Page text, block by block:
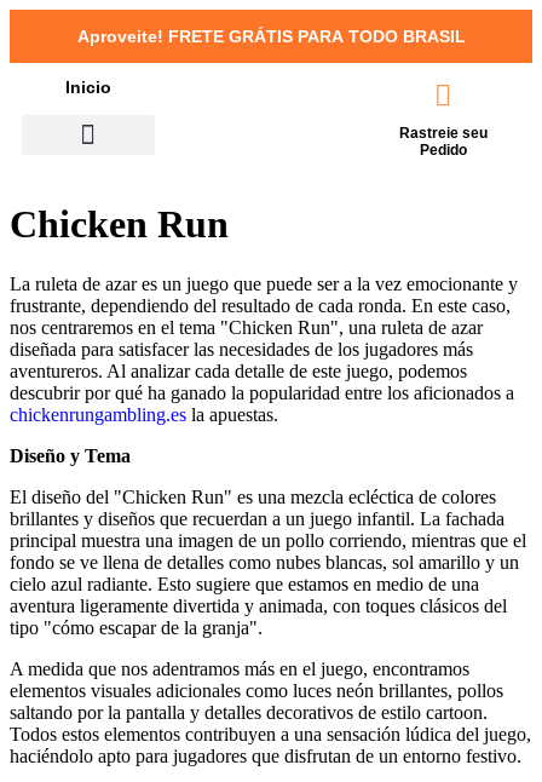
Aproveite! FRETE GRÁTIS PARA TODO BRASIL
Inicio
Rastreie seu
Pedido
Chicken Run
La ruleta de azar es un juego que puede ser a la vez emocionante y
frustrante, dependiendo del resultado de cada ronda. En este caso,
nos centraremos en el tema "Chicken Run", una ruleta de azar
diseñada para satisfacer las necesidades de los jugadores más
aventureros. Al analizar cada detalle de este juego, podemos
descubrir por qué ha ganado la popularidad entre los aficionados a
chickenrungambling.es la apuestas.
Diseño y Tema
El diseño del "Chicken Run" es una mezcla ecléctica de colores
brillantes y diseños que recuerdan a un juego infantil. La fachada
principal muestra una imagen de un pollo corriendo, mientras que el
fondo se ve llena de detalles como nubes blancas, sol amarillo y un
cielo azul radiante. Esto sugiere que estamos en medio de una
aventura ligeramente divertida y animada, con toques clásicos del
tipo "cómo escapar de la granja".
A medida que nos adentramos más en el juego, encontramos
elementos visuales adicionales como luces neón brillantes, pollos
saltando por la pantalla y detalles decorativos de estilo cartoon.
Todos estos elementos contribuyen a una sensación lúdica del juego,
haciéndolo apto para jugadores que disfrutan de un entorno festivo.